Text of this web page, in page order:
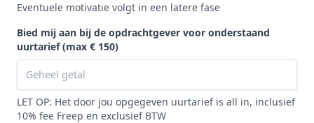
Eventuele motivatie volgt in een latere fase
Bied mij aan bij de opdrachtgever voor onderstaand
uurtarief(max € 150)
LET OP: Het door jou opgegeven uurtarief is all in, inclusief
10% fee Freep en exclusief BTW